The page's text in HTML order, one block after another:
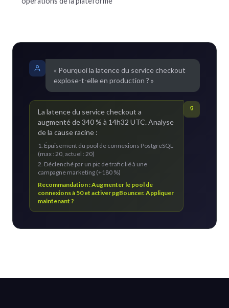
« Pourquoi la latence du service checkout
explose-t-elle en production ? »
La latence du service checkout a
augmenté de 340 % à 14h32 UTC. Analyse
de la cause racine :
1. Épuisement du pool de connexions PostgreSQL
(max : 20, actuel : 20)
2. Déclenché par un pic de trafic lié à une
campagne marketing (+180 %)
Recommandation : Augmenter le pool de
connexions à 50 et activer pgBouncer. Appliquer
maintenant ?